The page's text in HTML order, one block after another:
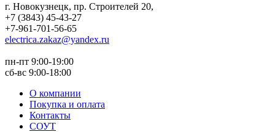
г. Новокузнецк, пр. Строителей 20,
+7 (3843) 45-43-27
+7-961-701-56-65
electrica.zakaz@yandex.ru
пн-пт 9:00-19:00
сб-вс 9:00-18:00
О компании
Покупка и оплата
Контакты
СОУТ